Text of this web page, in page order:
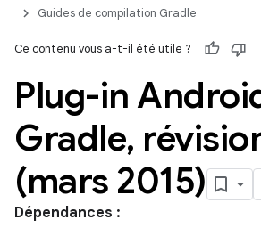
Guides de compilation Gradle
Ce contenu vous a-t-il été utile ?
Plug-in
Gradle,
(mars 2015)
Dépendances :